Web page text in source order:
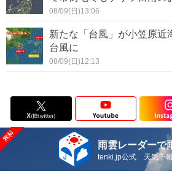
08/09(日)13:06
新たな「台風」が小笠原
台風に
08/09(日)12:13
雨雲レーダーで
tenki.jp公式 天気予